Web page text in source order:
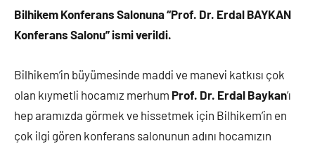
Bilhikem Konferans Salonuna “Prof. Dr. Erdal BAYKAN
Konferans Salonu” ismi verildi.
Bilhikem’in büyümesinde maddi ve manevi katkısı çok
olan kıymetli hocamız merhum Prof. Dr. Erdal Baykan’ı
hep aramızda görmek ve hissetmek için Bilhikem’in en
çok ilgi gören konferans salonunun adını hocamızın